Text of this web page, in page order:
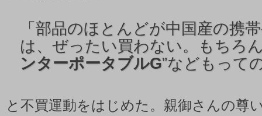
「 部品のほとんどが中国産の携
は、ぜったい買わない。もちろ
ンターポータブルG”などもって
と不買運動をはじめた。親御さんの尊